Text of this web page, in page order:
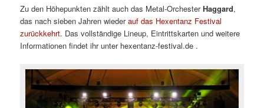
Zu den Höhepunkten zählt auch das Metal-OrchesterHaggard,
das nach sieben Jahren wiederauf das Hexentanz Festival
zurückkehrt. Das vollständige Lineup, Eintrittskarten und weitere
Informationen findet ihr unter hexentanz-festival.de .